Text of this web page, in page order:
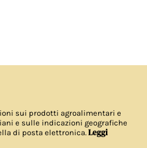
sui prodotti agroalimentari e
e sulle indicazioni geografiche
di posta elettronica.Leggi